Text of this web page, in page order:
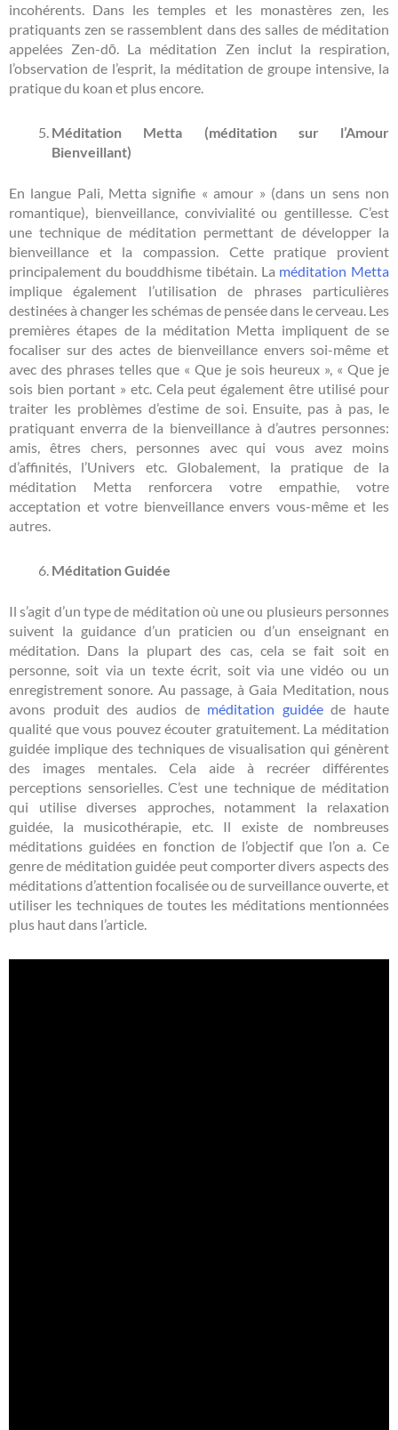
incohérents. Dans les temples et les monastères zen, les
pratiquants zen se rassemblent dans des salles de méditation
appelées Zen-dō. La méditation Zen inclut la respiration,
l’observation de l’esprit, la méditation de groupe intensive, la
pratique du koan et plus encore.
Méditation Metta (méditation sur l’Amour
Bienveillant)
En langue Pali, Metta signifie « amour » (dans un sens non
romantique), bienveillance, convivialité ou gentillesse. C’est
une technique de méditation permettant de développer la
bienveillance et la compassion. Cette pratique provient
principalement du bouddhisme tibétain. La méditation Metta
implique également l’utilisation de phrases particulières
destinées à changer les schémas de pensée dans le cerveau. Les
premières étapes de la méditation Metta impliquent de se
focaliser sur des actes de bienveillance envers soi-même et
avec des phrases telles que « Que je sois heureux », « Que je
sois bien portant » etc. Cela peut également être utilisé pour
traiter les problèmes d’estime de soi. Ensuite, pas à pas, le
pratiquant enverra de la bienveillance à d’autres personnes:
amis, êtres chers, personnes avec qui vous avez moins
d’affinités, l’Univers etc. Globalement, la pratique de la
méditation Metta renforcera votre empathie, votre
acceptation et votre bienveillance envers vous-même et les
autres.
Méditation Guidée
Il s’agit d’un type de méditation où une ou plusieurs personnes
suivent la guidance d’un praticien ou d’un enseignant en
méditation. Dans la plupart des cas, cela se fait soit en
personne, soit via un texte écrit, soit via une vidéo ou un
enregistrement sonore. Au passage, à Gaia Meditation, nous
avons produit des audios de méditation guidéede haute
qualité que vous pouvez écouter gratuitement. La méditation
guidée implique des techniques de visualisation qui génèrent
des images mentales. Cela aide à recréer différentes
perceptions sensorielles. C’est une technique de méditation
qui utilise diverses approches, notamment la relaxation
guidée, la musicothérapie, etc. Il existe de nombreuses
méditations guidées en fonction de l’objectif que l’on a. Ce
genre de méditation guidée peut comporter divers aspects des
méditations d’attention focalisée ou de surveillance ouverte, et
utiliser les techniques de toutes les méditations mentionnées
plus haut dans l’article.